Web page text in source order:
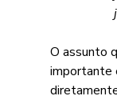
O assunto
importante